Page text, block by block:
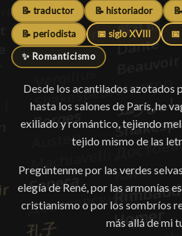
📝 traductor 📝 historiador
📝 periodista 📅 siglo XVIII
✨ Romanticismo
Desde los acantilados azotados
hasta los salones de París, he
exiliado y romántico, tejiendo
tejido mismo de las
Pregúntenme por las verdes
elegía de René, por las armonías
cristianismo o por los sombríos
más allá de mi